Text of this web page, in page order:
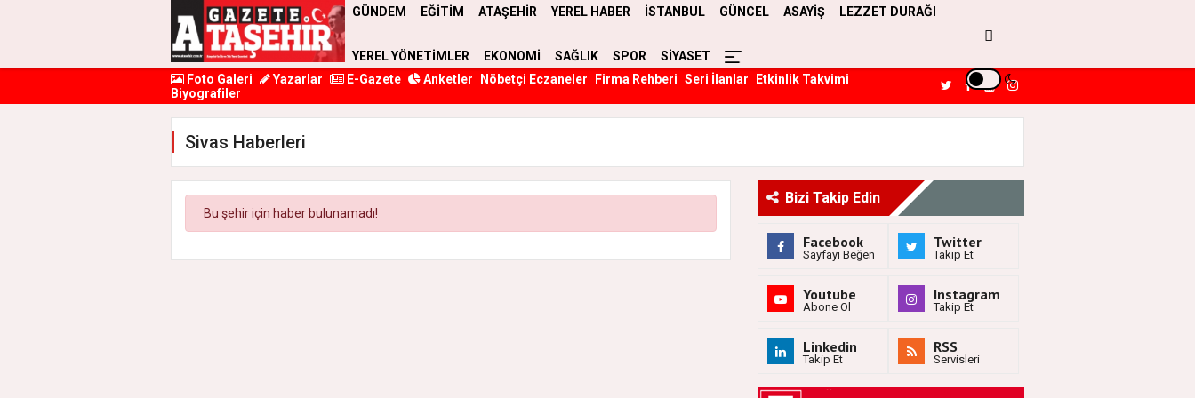
GÜNDEM EĞİTİM ATAŞEHİR YEREL HABER İSTANBUL GÜNCEL ASAYİŞ LEZZET DURAĞI
YEREL YÖNETİMLER EKONOMİ SAĞLIK SPOR
SİYASET
Foto Galeri
Yazarlar E-Gazete Anketler Nöbetçi Eczaneler Firma Rehberi Seri İlanlar
Etkinlik Takvimi
Biyografiler
Sivas Haberleri
Bu şehir için haber bulunamadı!
Bizi Takip Edin
Facebook
Sayfayı Beğen
Twitter
Takip Et
Youtube
Abone Ol
Instagram
Takip Et
Linkedin
Takip Et
RSS
Servisleri